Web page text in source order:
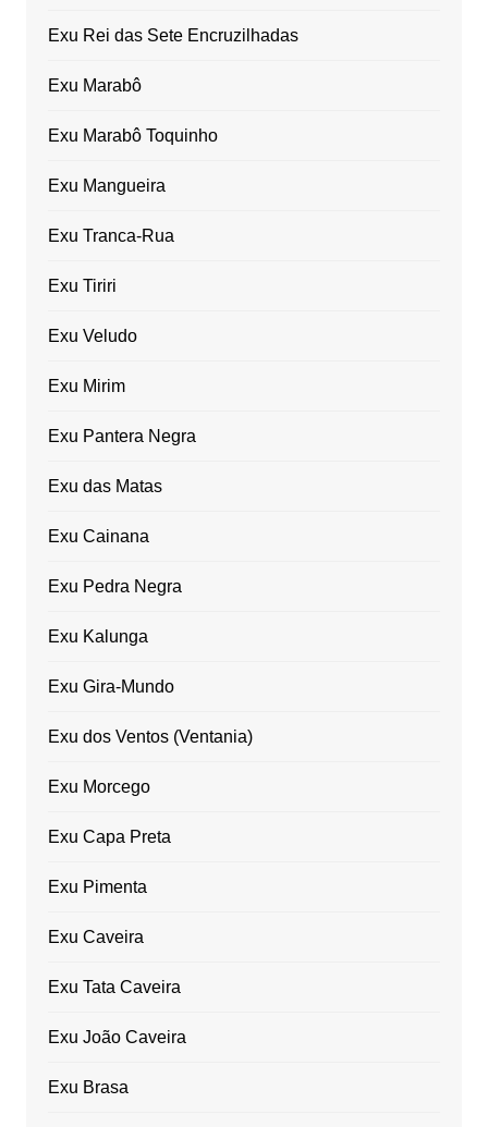
Exu Rei das Sete Encruzilhadas
Exu Marabô
Exu Marabô Toquinho
Exu Mangueira
Exu Tranca-Rua
Exu Tiriri
Exu Veludo
Exu Mirim
Exu Pantera Negra
Exu das Matas
Exu Cainana
Exu Pedra Negra
Exu Kalunga
Exu Gira-Mundo
Exu dos Ventos (Ventania)
Exu Morcego
Exu Capa Preta
Exu Pimenta
Exu Caveira
Exu Tata Caveira
Exu João Caveira
Exu Brasa